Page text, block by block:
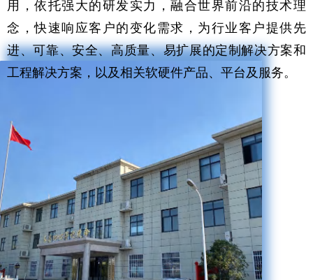
用，依托强大的研发实力，融合世界前沿的技术理
念，快速响应客户的变化需求，为行业客户提供先
进、可靠、安全、高质量、易扩展的定制解决方案和
工程解决方案，以及相关软硬件产品、平台及服务。